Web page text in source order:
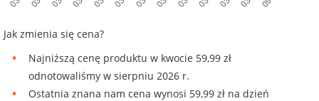
Jak zmienia się cena?
Najniższą cenę produktu w kwocie 59,99 zł
odnotowaliśmy w sierpniu 2026 r.
Ostatnia znana nam cena wynosi 59,99 zł na dzień